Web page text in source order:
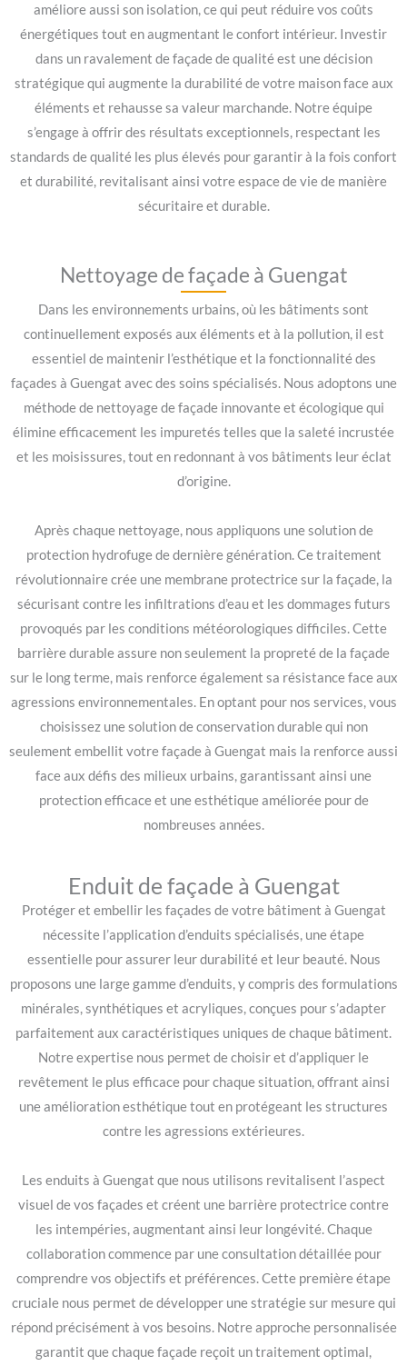
améliore aussi son isolation, ce qui peut réduire vos coûts
énergétiques tout en augmentant le confort intérieur. Investir
dans un ravalement de façade de qualité est une décision
stratégique qui augmente la durabilité de votre maison face aux
éléments et rehausse sa valeur marchande. Notre équipe
s’engage à offrir des résultats exceptionnels, respectant les
standards de qualité les plus élevés pour garantir à la fois confort
et durabilité, revitalisant ainsi votre espace de vie de manière
sécuritaire et durable.
Nettoyage de façade à Guengat
Dans les environnements urbains, où les bâtiments sont
continuellement exposés aux éléments et à la pollution, il est
essentiel de maintenir l’esthétique et la fonctionnalité des
façades à Guengat avec des soins spécialisés. Nous adoptons une
méthode de nettoyage de façade innovante et écologique qui
élimine efficacement les impuretés telles que la saleté incrustée
et les moisissures, tout en redonnant à vos bâtiments leur éclat
d’origine.
Après chaque nettoyage, nous appliquons une solution de
protection hydrofuge de dernière génération. Ce traitement
révolutionnaire crée une membrane protectrice sur la façade, la
sécurisant contre les infiltrations d’eau et les dommages futurs
provoqués par les conditions météorologiques difficiles. Cette
barrière durable assure non seulement la propreté de la façade
sur le long terme, mais renforce également sa résistance face aux
agressions environnementales. En optant pour nos services, vous
choisissez une solution de conservation durable qui non
seulement embellit votre façade à Guengat mais la renforce aussi
face aux défis des milieux urbains, garantissant ainsi une
protection efficace et une esthétique améliorée pour de
nombreuses années.
Enduit de façade à Guengat
Protéger et embellir les façades de votre bâtiment à Guengat
nécessite l’application d’enduits spécialisés, une étape
essentielle pour assurer leur durabilité et leur beauté. Nous
proposons une large gamme d’enduits, y compris des formulations
minérales, synthétiques et acryliques, conçues pour s’adapter
parfaitement aux caractéristiques uniques de chaque bâtiment.
Notre expertise nous permet de choisir et d’appliquer le
revêtement le plus efficace pour chaque situation, offrant ainsi
une amélioration esthétique tout en protégeant les structures
contre les agressions extérieures.
Les enduits à Guengat que nous utilisons revitalisent l’aspect
visuel de vos façades et créent une barrière protectrice contre
les intempéries, augmentant ainsi leur longévité. Chaque
collaboration commence par une consultation détaillée pour
comprendre vos objectifs et préférences. Cette première étape
cruciale nous permet de développer une stratégie sur mesure qui
répond précisément à vos besoins. Notre approche personnalisée
garantit que chaque façade reçoit un traitement optimal,